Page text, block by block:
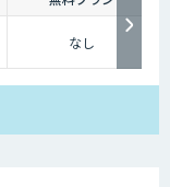
なし